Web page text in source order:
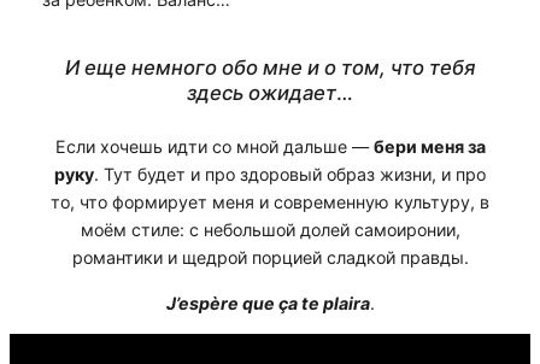
И еще немного обо мне и о том, что тебя
здесь ожидает…
Если хочешь идти со мной дальше —бери меня за
руку. Тут будет и про здоровый образ жизни, и про
то, что формирует меня и современную культуру, в
моём стиле: с небольшой долей самоиронии,
романтики и щедрой порцией сладкой правды.
J’espère que ça te plaira.